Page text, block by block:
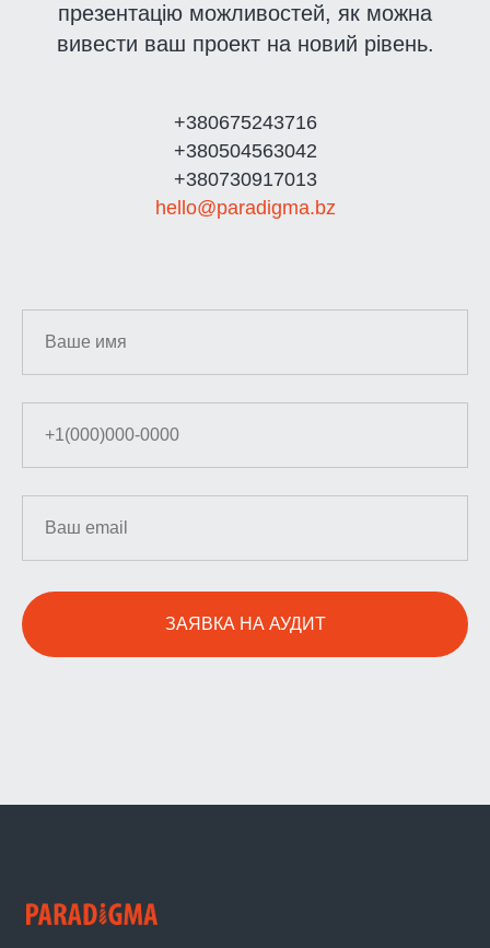
презентацію можливостей, як можна
вивести ваш проект на новий рівень.
+380675243716
+380504563042
+380730917013
hello@paradigma.bz
ЗАЯВКА НА АУДИТ